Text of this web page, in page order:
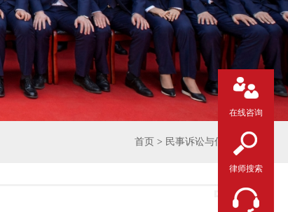
首页 > 民事诉讼与仲裁
在线咨询
律师搜索